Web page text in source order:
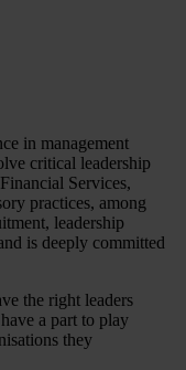
in management
critical leadership
Services,
practices, among
leadership
is deeply committed
the right leaders
a part to play
they